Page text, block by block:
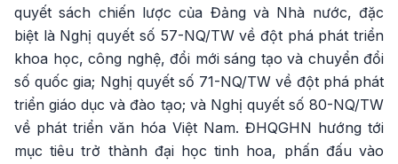
quyết sách chiến lược của Đảng và Nhà nước, đặc
biệt là Nghị quyết số 57-NQ/TW về đột phá phát triển
khoa học, công nghệ, đổi mới sáng tạo và chuyển đổi
số quốc gia; Nghị quyết số 71-NQ/TW về đột phá phát
triển giáo dục và đào tạo; và Nghị quyết số 80-NQ/TW
về phát triển văn hóa Việt Nam. ĐHQGHN hướng tới
mục tiêu trở thành đại học tinh hoa, phấn đấu vào